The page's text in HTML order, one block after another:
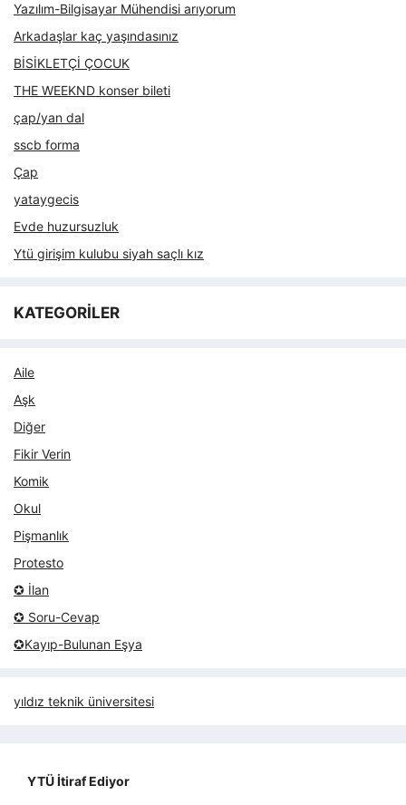
Yazılım-Bilgisayar Mühendisi arıyorum
Arkadaşlar kaç yaşındasınız
BİSİKLETÇİ ÇOCUK
THE WEEKND konser bileti
çap/yan dal
sscb forma
Çap
yataygecis
Evde huzursuzluk
Ytü girişim kulubu siyah saçlı kız
KATEGORİLER
Aile
Aşk
Diğer
Fikir Verin
Komik
Okul
Pişmanlık
Protesto
✪ İlan
✪ Soru-Cevap
✪Kayıp-Bulunan Eşya
yıldız teknik üniversitesi
YTÜ İtiraf Ediyor